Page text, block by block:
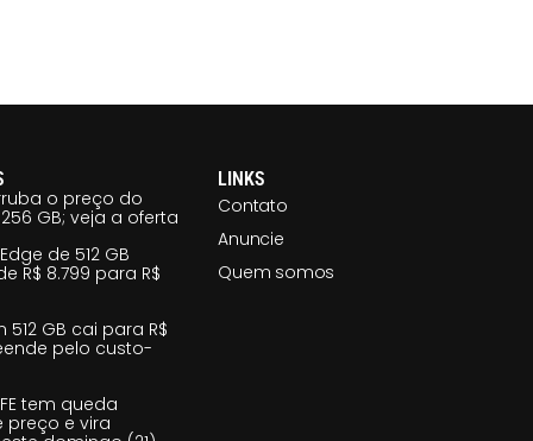
o preço do
GB; veja a oferta
de 512 GB
R$ 8.799 para R$
512 GB cai para R$
pelo custo-
tem queda
preço e vira
LINKS
Contato
Anuncie
Quem somos